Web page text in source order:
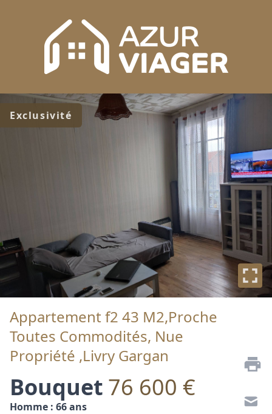
Exclusivité
Appartement f2 43 M2,Proche
Toutes Commodités, Nue
Propriété ,Livry Gargan
Bouquet 76 600 €
Homme : 66 ans